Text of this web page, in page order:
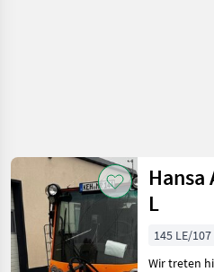
Kategória 4 Ország
AKTUÁLIS
ÚTVONAL
Visszaállítás
1 eredmény
megjelenítése
Hansa
L
145 LE/107
Wir treten